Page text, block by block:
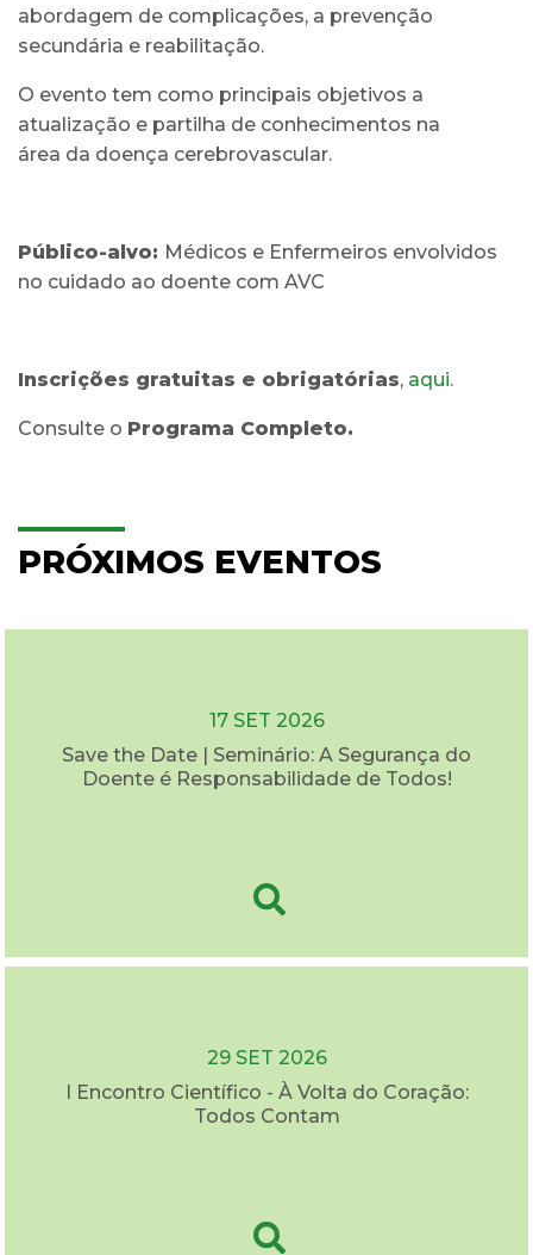
abordagem de complicações, a prevenção
secundária e reabilitação.
O evento tem como principais objetivos a
atualização e partilha de conhecimentos na
área da doença cerebrovascular.
Público-alvo: Médicos e Enfermeiros envolvidos
no cuidado ao doente com AVC
Inscrições gratuitas e obrigatórias, aqui.
Consulte o Programa Completo.
PRÓXIMOS EVENTOS
17 SET 2026
Save the Date | Seminário: A Segurança do
Doente é Responsabilidade de Todos!
29 SET 2026
I Encontro Científico - À Volta do Coração:
Todos Contam